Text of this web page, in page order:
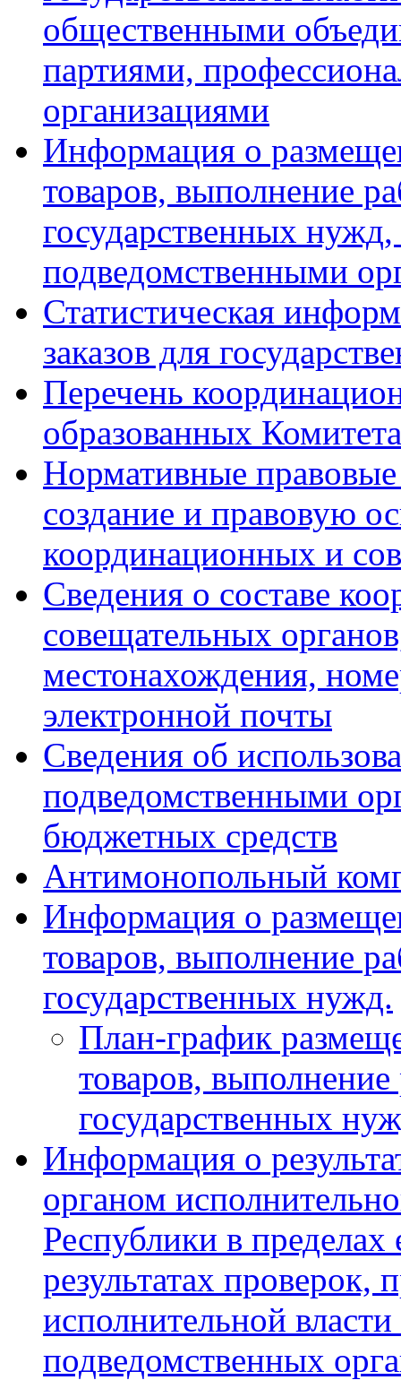
общественными
партиями,
организациями
Информация о
товаров, выполнение
государственных
подведомственными
Статистическая
заказов для
Перечень
образованных Комитета
Нормативные
создание и правовую
координационных и
Сведения о составе
совещательных
местонахождения,
электронной почты
Сведения об
подведомственными
бюджетных средств
Антимонопольный
Информация о
товаров, выполнение
государственных нужд.
План-график
товаров, выполнение
государственных
Информация о
органом
Республики в
результатах проверок,
исполнительной
подведомственных